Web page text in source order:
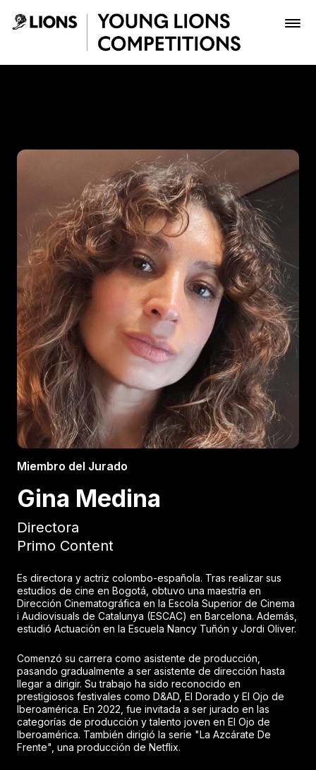
Saltar al contenido principal
Inscribir
Boletería
Miembro del Jurado
Gina Medina
Directora
Primo Content
Es directora y actriz colombo-española. Tras realizar sus
estudios de cine en Bogotá, obtuvo una maestría en
Dirección Cinematográfica en la Escola Superior de Cinema
i Audiovisuals de Catalunya (ESCAC) en Barcelona. Además,
estudió Actuación en la Escuela Nancy Tuñón y Jordi Oliver.
Comenzó su carrera como asistente de producción,
pasando gradualmente a ser asistente de dirección hasta
llegar a dirigir. Su trabajo ha sido reconocido en
prestigiosos festivales como D&AD, El Dorado y El Ojo de
Iberoamérica. En 2022, fue invitada a ser jurado en las
categorías de producción y talento joven en El Ojo de
Iberoamérica. También dirigió la serie "La Azcárate De
Frente", una producción de Netflix.